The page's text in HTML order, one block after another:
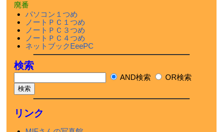
廃番
パソコン１つめ
ノートＰＣ１つめ
ノートＰＣ３つめ
ノートＰＣ４つめ
ネットブックEeePC
検索
AND検索 OR検索
リンク